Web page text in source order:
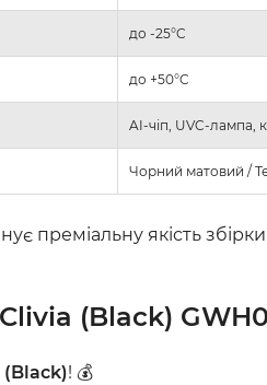
до -25°C
до +50°C
AI-чіп, UVC-лампа,
Чорний матовий /
преміальну якість
(Black)
(Black)! 💰